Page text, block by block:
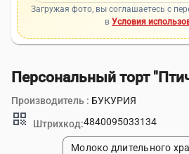
Загружая фото, вы соглашаетесь с
в Условия
Персональный торт
Производитель : БУКУРИЯ
qr_code Штрихкод:4840095033134
Молоко длительного